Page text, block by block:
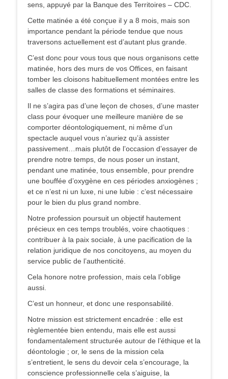
sens, appuyé par la Banque des Territoires – CDC.
Cette matinée a été conçue il y a 8 mois, mais son
importance pendant la période tendue que nous
traversons actuellement est d’autant plus grande.
C’est donc pour vous tous que nous organisons cette
matinée, hors des murs de vos Offices, en faisant
tomber les cloisons habituellement montées entre les
salles de classe des formations et séminaires.
Il ne s’agira pas d’une leçon de choses, d’une master
class pour évoquer une meilleure manière de se
comporter déontologiquement, ni même d’un
spectacle auquel vous n’auriez qu’à assister
passivement…mais plutôt de l’occasion d’essayer de
prendre notre temps, de nous poser un instant,
pendant une matinée, tous ensemble, pour prendre
une bouffée d’oxygène en ces périodes anxiogènes ;
et ce n’est ni un luxe, ni une lubie : c’est nécessaire
pour le bien du plus grand nombre.
Notre profession poursuit un objectif hautement
précieux en ces temps troublés, voire chaotiques :
contribuer à la paix sociale, à une pacification de la
relation juridique de nos concitoyens, au moyen du
service public de l’authenticité.
Cela honore notre profession, mais cela l’oblige
aussi.
C’est un honneur, et donc une responsabilité.
Notre mission est strictement encadrée : elle est
règlementée bien entendu, mais elle est aussi
fondamentalement structurée autour de l’éthique et la
déontologie ; or, le sens de la mission cela
s’entretient, le sens du devoir cela s’encourage, la
conscience professionnelle cela s’aiguise, la